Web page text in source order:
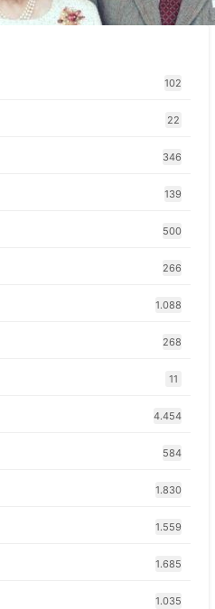
102
22
346
139
500
266
1.088
268
11
4.454
584
1.830
1.559
1.685
1.035